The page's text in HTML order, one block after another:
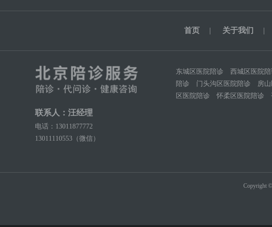
首页 | 关于我们 |
联系人：汪经理
电话：13011877772
13011110553（微信）
东城区医院陪诊 西城区医院陪
陪诊
门头沟区医院陪诊 房
区医院陪诊
怀柔区医院陪诊
Copyright